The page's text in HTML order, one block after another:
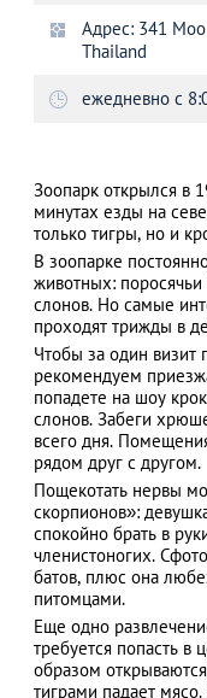
АЗАД
Адрес: 341
Thailand
ежедневно с
Зоопарк открылся в
минутах езды на
только тигры, но и
В зоопарке
животных:
слонов. Но самые
проходят трижды в
Чтобы за один визит
рекомендуем
попадете на шоу
слонов. Забеги
всего дня.
рядом друг с другом.
Пощекотать нервы
скорпионов»:
спокойно брать в
членистоногих.
батов, плюс она
питомцами.
Еще одно
требуется попасть в
образом
тиграми падает